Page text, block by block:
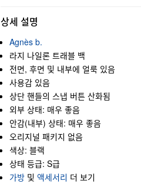
상세 설명
Agnès b.
라지 나일론 트래블 백
전면, 후면 및 내부에 얼룩 있음
사용감 있음
상단 핸들의 스냅 버튼 산화됨
외부 상태: 매우 좋음
안감(내부) 상태: 매우 좋음
오리지널 패키지 없음
색상: 블랙
상태 등급: S급
가방 및 액세서리 더 보기